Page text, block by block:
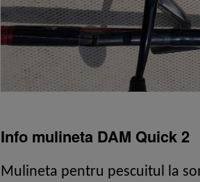
Info mulineta DAM Quick 2
Mulineta pentru pescuitul la